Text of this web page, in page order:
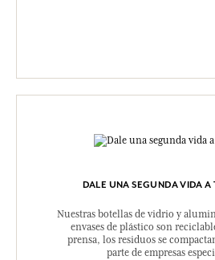
DALE UNA SEGUNDA VIDA A
Nuestras botellas de vidrio y
envases de plástico son
prensa, los residuos se
parte de empresas